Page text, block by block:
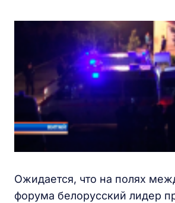
Ожидается, что на полях
форума белорусский лидер